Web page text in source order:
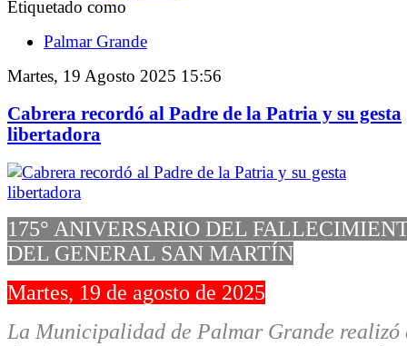
Etiquetado como
Palmar Grande
Martes, 19 Agosto 2025 15:56
Cabrera recordó al Padre de la Patria y su gesta
libertadora
175° ANIVERSARIO DEL
DEL GENERAL SAN MARTÍN
Martes, 19 de agosto de 2025
La Municipalidad de Palmar Grande realizó